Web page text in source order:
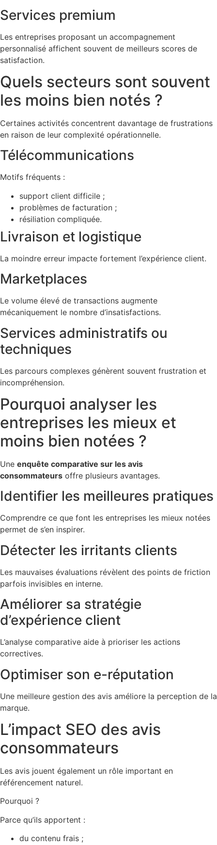
Services premium
Les entreprises proposant un accompagnement
personnalisé affichent souvent de meilleurs scores de
satisfaction.
Quels secteurs sont souvent
les moins bien notés ?
Certaines activités concentrent davantage de frustrations
en raison de leur complexité opérationnelle.
Télécommunications
Motifs fréquents :
support client difficile ;
problèmes de facturation ;
résiliation compliquée.
Livraison et logistique
La moindre erreur impacte fortement l’expérience client.
Marketplaces
Le volume élevé de transactions augmente
mécaniquement le nombre d’insatisfactions.
Services administratifs ou
techniques
Les parcours complexes génèrent souvent frustration et
incompréhension.
Pourquoi analyser les
entreprises les mieux et
moins bien notées ?
Une enquête comparative sur les avis
consommateurs offre plusieurs avantages.
Identifier les meilleures pratiques
Comprendre ce que font les entreprises les mieux notées
permet de s’en inspirer.
Détecter les irritants clients
Les mauvaises évaluations révèlent des points de friction
parfois invisibles en interne.
Améliorer sa stratégie
d’expérience client
L’analyse comparative aide à prioriser les actions
correctives.
Optimiser son e-réputation
Une meilleure gestion des avis améliore la perception de la
marque.
L’impact SEO des avis
consommateurs
Les avis jouent également un rôle important en
référencement naturel.
Pourquoi ?
Parce qu’ils apportent :
du contenu frais ;